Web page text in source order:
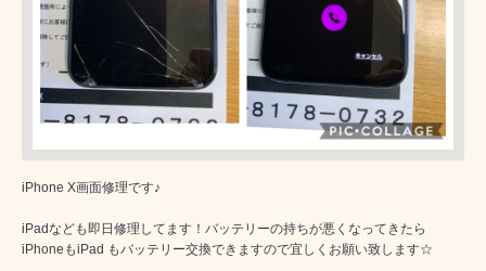
iPhone X画面修理です♪
iPadなども即日修理してます！バッテリーの持ちが悪くなってきたら
iPhoneもiPad もバッテリー交換できますので宜しくお願い致します☆